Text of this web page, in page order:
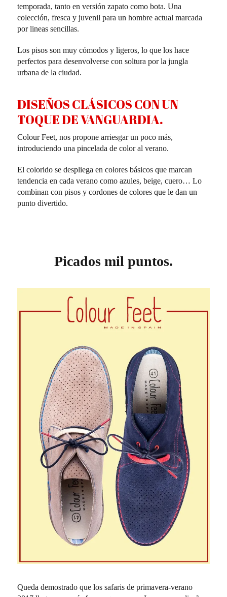
temporada, tanto en versión zapato como bota. Una
colección, fresca y juvenil para un hombre actual marcada
por lineas sencillas.
Los pisos son muy cómodos y ligeros, lo que los hace
perfectos para desenvolverse con soltura por la jungla
urbana de la ciudad.
DISEÑOS CLÁSICOS CON UN
TOQUE DE VANGUARDIA.
Colour Feet, nos propone arriesgar un poco más,
introduciendo una pincelada de color al verano.
El colorido se despliega en colores básicos que marcan
tendencia en cada verano como azules, beige, cuero… Lo
combinan con pisos y cordones de colores que le dan un
punto divertido.
Picados mil puntos.
Queda demostrado que los safaris de primavera-verano